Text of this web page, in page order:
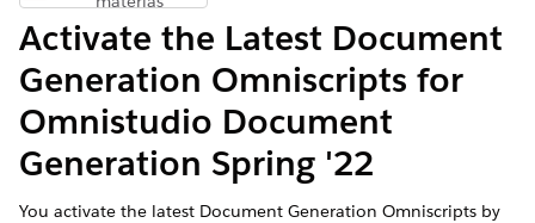
Activate the Latest Document
Generation Omniscripts for
Omnistudio Document
Generation Spring '22
You activate the latest Document Generation Omniscripts by